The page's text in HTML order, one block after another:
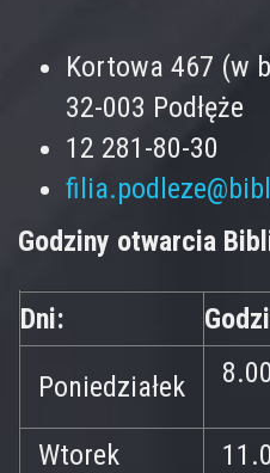
Kortowa 467 (w
32-003 Podłęże
12 281-80-30
Godziny otwarcia
Dni:
Poniedziałek
Wtorek